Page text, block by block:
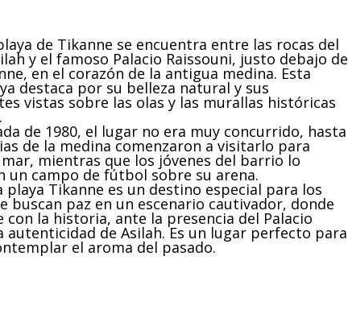
de Tikanne se encuentra entre las rocas del
y el famoso Palacio Raissouni, justo debajo de
en el corazón de la antigua medina. Esta
destaca por su belleza natural y sus
vistas sobre las olas y las murallas históricas
de 1980, el lugar no era muy concurrido, hasta
de la medina comenzaron a visitarlo para
mientras que los jóvenes del barrio lo
un campo de fútbol sobre su arena.
playa Tikanne es un destino especial para los
buscan paz en un escenario cautivador, donde
con la historia, ante la presencia del Palacio
autenticidad de Asilah. Es un lugar perfecto para
el aroma del pasado.